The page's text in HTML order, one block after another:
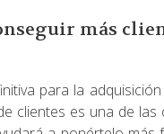
más
para la
clientes es una de